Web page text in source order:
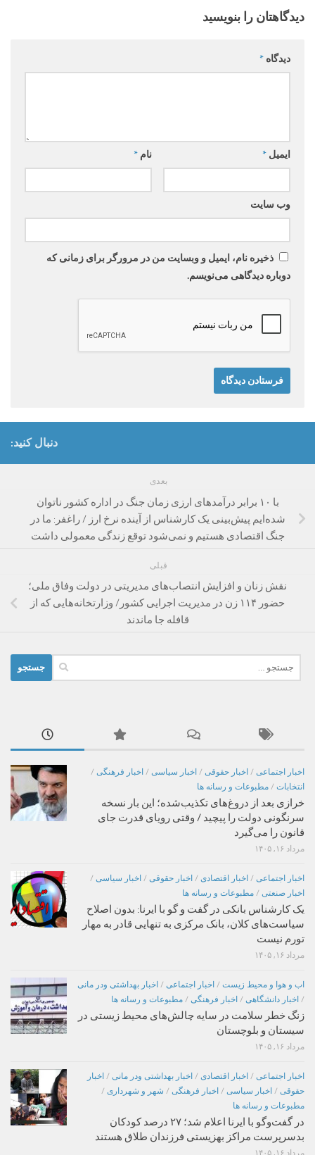
دیدگاهتان را بنویسید
دیدگاه *
نام * ایمیل *
وب‌ سایت
ذخیره نام، ایمیل و وبسایت من در مرورگر برای زمانی که
دوباره دیدگاهی می‌نویسم.
دنبال کنید:
بعدی
با ۱۰ برابر درآمدهای ارزی زمان جنگ در اداره کشور ناتوان
شده‌ایم پیش‌بینی یک کارشناس از آینده نرخ ارز / راغفر: ما در
جنگ اقتصادی هستیم و نمی‌شود توقع زندگی معمولی داشت
قبلی
نقش زنان و افزایش انتصاب‌های مدیریتی در دولت وفاق ملی؛
حضور ۱۱۴ زن در مدیریت اجرایی کشور/ وزارتخانه‌هایی که از
قافله جا ماندند
برای:
اخبار اجتماعی / اخبار حقوقی / اخبار سیاسی / اخبار فرهنگی /
انتخابات / مطبوعات و رسانه ها
خرازی بعد از دروغ‌های تکذیب‌شده؛ این بار نسخه
سرنگونی دولت را پیچید / وقتی رویای قدرت جای
قانون را می‌گیرد
مرداد ۱۶, ۱۴۰۵
اخبار اجتماعی / اخبار اقتصادی / اخبار حقوقی / اخبار سیاسی /
اخبار صنعتی / مطبوعات و رسانه ها
یک کارشناس بانکی در گفت و گو با ایرنا: بدون اصلاح
سیاست‌های کلان، بانک مرکزی به تنهایی قادر به مهار
تورم نیست
مرداد ۱۶, ۱۴۰۵
اب و هوا و محیط زیست / اخبار اجتماعی / اخبار بهداشتی ودر مانی
/ اخبار دانشگاهی / اخبار فرهنگی / مطبوعات و رسانه ها
زنگ خطر سلامت در سایه چالش‌های محیط زیستی در
سیستان و بلوچستان
مرداد ۱۶, ۱۴۰۵
اخبار اجتماعی / اخبار اقتصادی / اخبار بهداشتی ودر مانی / اخبار
حقوقی / اخبار سیاسی / اخبار فرهنگی / شهر و شهرداری /
مطبوعات و رسانه ها
در گفت‌وگو با ایرنا اعلام شد؛ ۲۷ درصد کودکان
بدسرپرست مراکز بهزیستی فرزندان طلاق هستند
مرداد ۱۶, ۱۴۰۵